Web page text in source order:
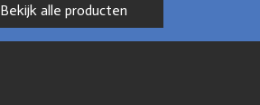
Bekijk alle producten